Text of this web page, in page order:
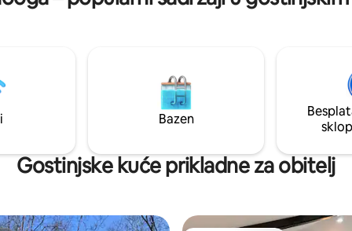
Bazen
Gostinjske kuće prikladne za obitelj